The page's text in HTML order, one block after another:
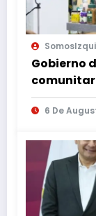
Gobierno
desarrollo
6 De